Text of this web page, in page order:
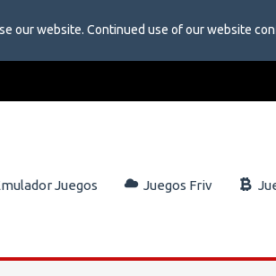
our website. Continued use of our website
Juegos Juegos Friv